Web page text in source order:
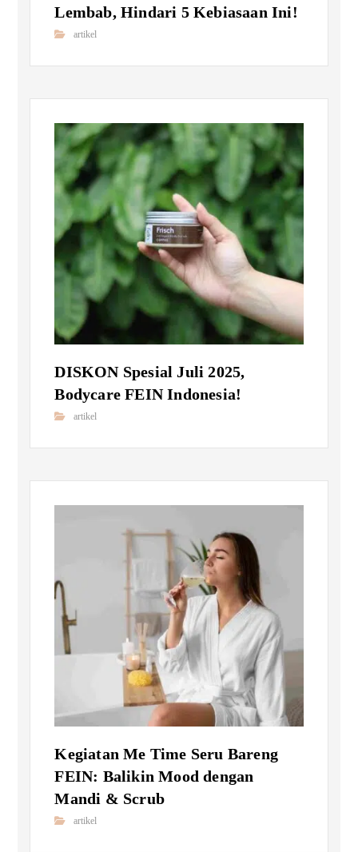
Lembab, Hindari 5 Kebiasaan Ini!
artikel
DISKON Spesial Juli 2025,
Bodycare FEIN Indonesia!
artikel
Kegiatan Me Time Seru Bareng
FEIN: Balikin Mood dengan
Mandi & Scrub
artikel